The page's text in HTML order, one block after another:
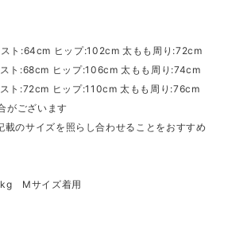
ト:64cm ヒップ:102cm 太もも周り:72cm
ト:68cm ヒップ:106cm 太もも周り:74cm
ト:72cm ヒップ:110cm 太もも周り:76cm
がございます
のサイズを照らし合わせることをおすすめ
Mサイズ着用